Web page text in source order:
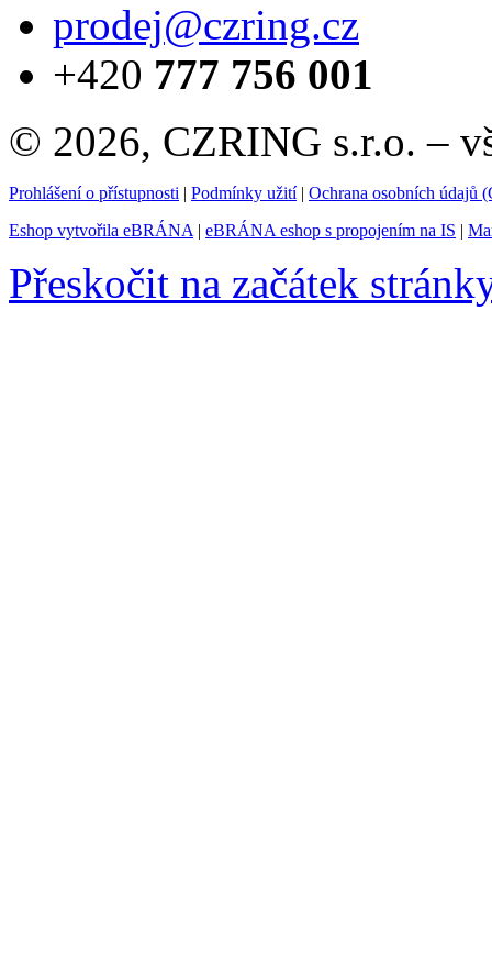
prodej@czring.cz
+420 777 756 001
© 2026, CZRING s.r.o. –
Prohlášení o přístupnosti | Podmínky užití| Ochrana osobních údajů
Eshop vytvořila eBRÁNA | eBRÁNA eshop s propojením na IS |
Přeskočit na začátek